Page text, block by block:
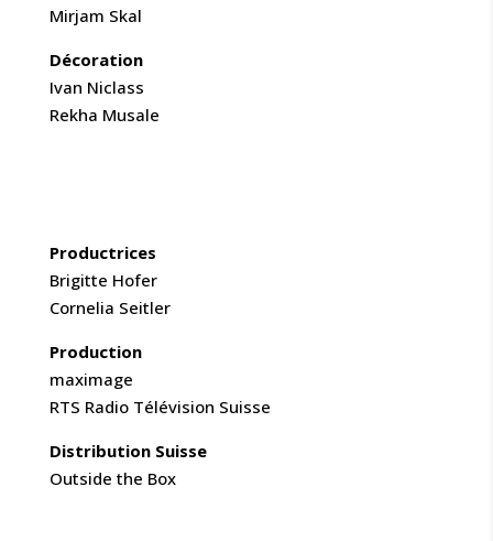
Mirjam Skal
Décoration
Ivan Niclass
Rekha Musale
Productrices
Brigitte Hofer
Cornelia Seitler
Production
maximage
RTS Radio Télévision Suisse
Distribution Suisse
Outside the Box